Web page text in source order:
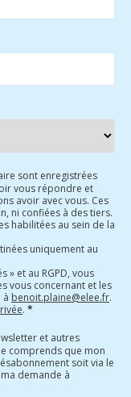
sont enregistrées
vous répondre et
avoir avec vous. Ces
ni confiées à des tiers.
habilitées au sein de la
uniquement au
et au RGPD, vous
vous concernant et les
à benoit.plaine@elee.fr.
. *
et autres
comprends que mon
soit via le
demande à